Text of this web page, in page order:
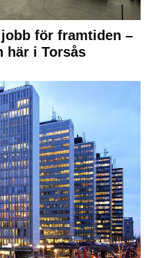
för framtiden –
här i Torsås